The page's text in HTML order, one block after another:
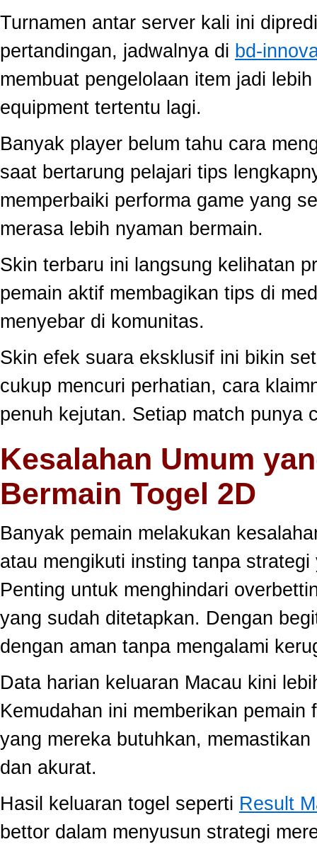
Turnamen antar server kali ini
pertandingan, jadwalnya di bd-
membuat pengelolaan item jadi
equipment tertentu lagi.
Banyak player belum tahu cara
saat bertarung pelajari tips
memperbaiki performa game yang
merasa lebih nyaman bermain.
Skin terbaru ini langsung kelihatan
pemain aktif membagikan tips di
menyebar di komunitas.
Skin efek suara eksklusif ini bikin
cukup mencuri perhatian, cara
penuh kejutan. Setiap match punya
Kesalahan Umum
Bermain Togel 2D
Banyak pemain melakukan
atau mengikuti insting tanpa
Penting untuk menghindari
yang sudah ditetapkan. Dengan
dengan aman tanpa mengalami
Data harian keluaran Macau kini
Kemudahan ini memberikan
yang mereka butuhkan,
dan akurat.
Hasil keluaran togel seperti Result
bettor dalam menyusun strategi